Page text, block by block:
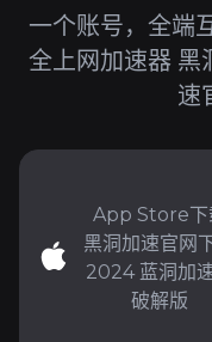
一个账号，全端
全上网加速器
速
App Store下
黑洞加速官网
2024 蓝洞加
破解版